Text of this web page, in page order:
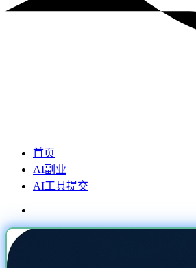
首页
AI副业
AI工具提交